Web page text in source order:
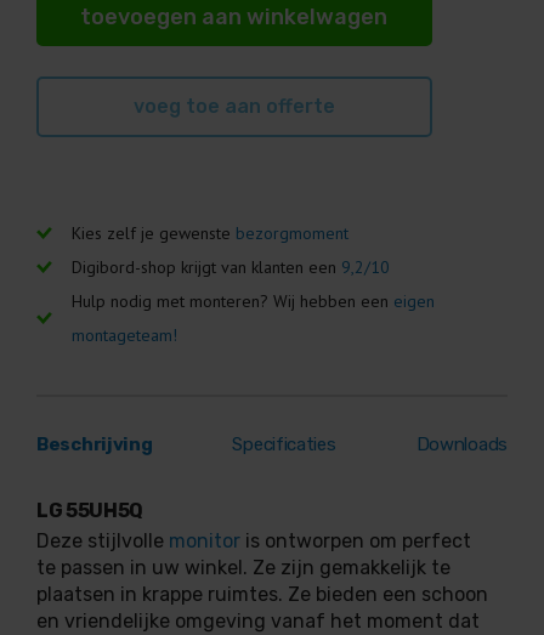
toevoegen aan winkelwagen
voeg toe aan offerte
Kies zelf je gewenste bezorgmoment
Digibord-shop krijgt van klanten een 9,2/10
Hulp nodig met monteren? Wij hebben een eigen
montageteam!
Beschrijving Specificaties Downloads
LG 55UH5Q
Deze stijlvolle monitor is ontworpen om perfect
te passen in uw winkel. Ze zijn gemakkelijk te
plaatsen in krappe ruimtes. Ze bieden een schoon
en vriendelijke omgeving vanaf het moment dat